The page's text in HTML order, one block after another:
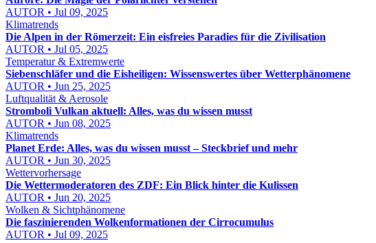
AUTOR • Jul 09, 2025
Klimatrends
Die Alpen in der Römerzeit: Ein eisfreies Paradies für die Zivilisation
AUTOR • Jul 05, 2025
Temperatur & Extremwerte
Siebenschläfer und die Eisheiligen: Wissenswertes über Wetterphänomene
AUTOR • Jun 25, 2025
Luftqualität & Aerosole
Stromboli Vulkan aktuell: Alles, was du wissen musst
AUTOR • Jun 08, 2025
Klimatrends
Planet Erde: Alles, was du wissen musst – Steckbrief und mehr
AUTOR • Jun 30, 2025
Wettervorhersage
Die Wettermoderatoren des ZDF: Ein Blick hinter die Kulissen
AUTOR • Jun 20, 2025
Wolken & Sichtphänomene
Die faszinierenden Wolkenformationen der Cirrocumulus
AUTOR • Jul 09, 2025